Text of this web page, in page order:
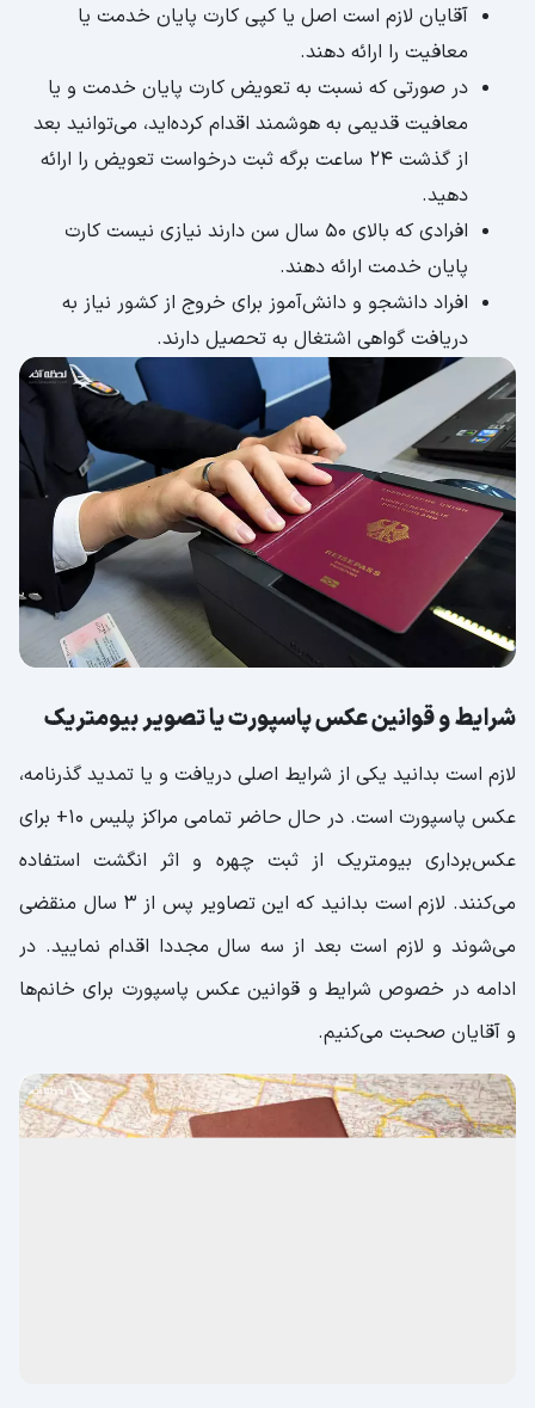
آقایان لازم است اصل یا کپی کارت پایان خدمت یا
معافیت را ارائه دهند.
در صورتی که نسبت به تعویض کارت پایان خدمت و یا
معافیت قدیمی به هوشمند اقدام کرده‌‎اید، می‌توانید بعد
از گذشت 24 ساعت برگه ثبت درخواست تعویض را ارائه
دهید.
افرادی که بالای 50 سال سن دارند نیازی نیست کارت
پایان خدمت ارائه دهند.
افراد دانشجو و دانش‌آموز برای خروج از کشور نیاز به
دریافت گواهی اشتغال به تحصیل دارند.
شرایط و قوانین عکس پاسپورت یا تصویر بیومتریک
لازم است بدانید یکی از شرایط اصلی دریافت و یا تمدید گذرنامه،
عکس پاسپورت است. در حال حاضر تمامی مراکز پلیس 10+ برای
عکس‌برداری بیومتریک از ثبت چهره و اثر انگشت استفاده
می‌کنند. لازم است بدانید که این تصاویر پس از 3 سال منقضی
می‌شوند و لازم است بعد از سه سال مجددا اقدام نمایید. در
ادامه در خصوص شرایط و قوانین عکس پاسپورت برای خانم‌ها
و آقایان صحبت می‌کنیم.